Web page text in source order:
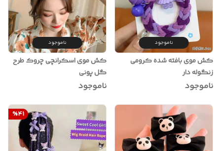
ناموجود
کش موی بافته شده کرومی
زنگوله دار
ناموجود
ناموجود
کش موی اسکرانچی چروک طرح
گل پونی
ناموجود
%41